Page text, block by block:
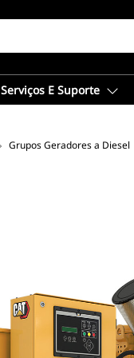
Serviços E Suporte
Grupos Geradores a Diesel